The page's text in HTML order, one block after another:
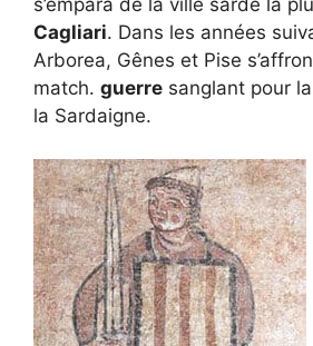
s’empara de la ville sarde la
Cagliari. Dans les années
Arborea, Gênes et Pise
match. guerre sanglant pour
la Sardaigne.